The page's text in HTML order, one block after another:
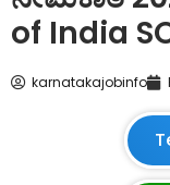
of India
karnatakajobinfo